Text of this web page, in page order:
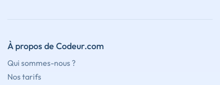
À propos de Codeur.com
Qui sommes-nous ?
Nos tarifs